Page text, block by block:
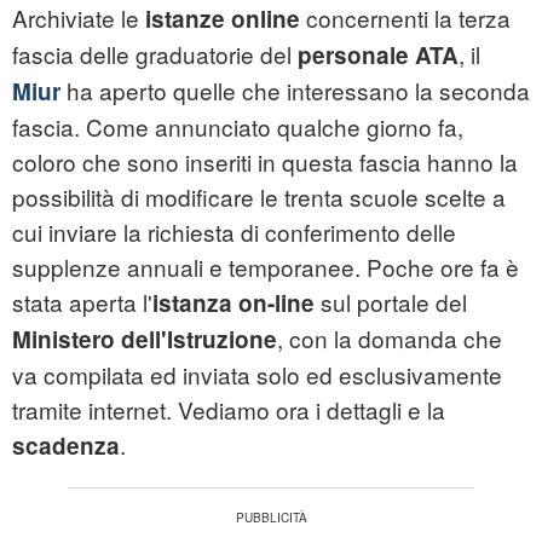
Archiviate le istanze online concernenti la terza
fascia delle graduatorie del personale ATA, il
Miur ha aperto quelle che interessano la seconda
fascia. Come annunciato qualche giorno fa,
coloro che sono inseriti in questa fascia hanno la
possibilità di modificare le trenta scuole scelte a
cui inviare la richiesta di conferimento delle
supplenze annuali e temporanee. Poche ore fa è
stata aperta l'istanza on-line sul portale del
Ministero dell'Istruzione, con la domanda che
va compilata ed inviata solo ed esclusivamente
tramite internet. Vediamo ora i dettagli e la
scadenza.